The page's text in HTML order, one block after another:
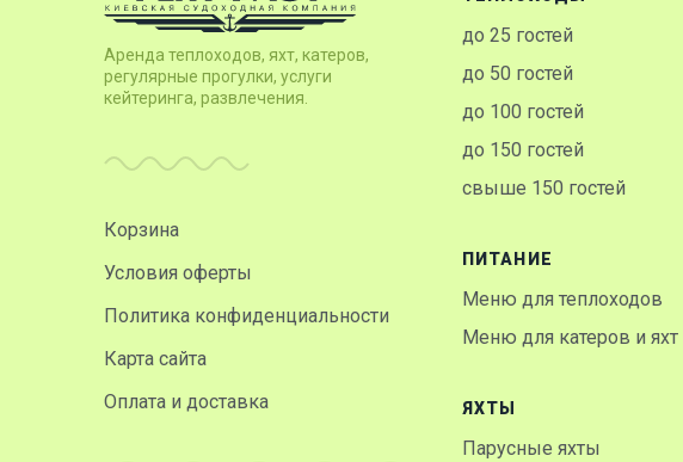
Аренда теплоходов, яхт, катеров,
регулярные прогулки, услуги
кейтеринга, развлечения.
Корзина
Условия оферты
Политика конфиденциальности
Карта сайта
Оплата и доставка
до 25 гостей
до 50 гостей
до 100 гостей
до 150 гостей
свыше 150 гостей
ПИТАНИЕ
Меню для теплоходов
Меню для катеров и яхт
ЯХТЫ
Парусные яхты